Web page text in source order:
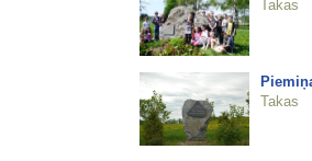
Takas
Takas